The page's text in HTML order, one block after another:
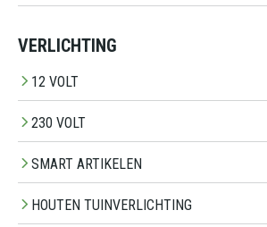
VERLICHTING
12 VOLT
230 VOLT
SMART ARTIKELEN
HOUTEN TUINVERLICHTING